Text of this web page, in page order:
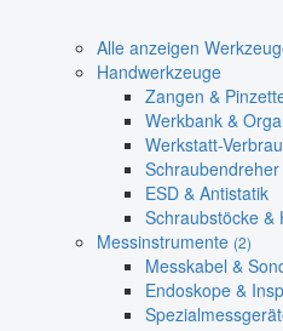
Alle anzeigen
Handwerkzeuge
Zangen &
Werkbank &
Werkstatt-
ESD & Antistatik
Schraubstöcke &
Messinstrumente (2)
Messkabel &
Endoskope &